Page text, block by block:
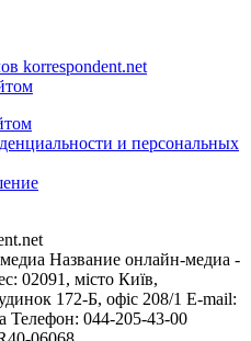
korrespondent.net
и персональных
Название онлайн-медиа -
02091, місто Київ,
172-Б, офіс 208/1 E-mail:
Телефон: 044-205-43-00